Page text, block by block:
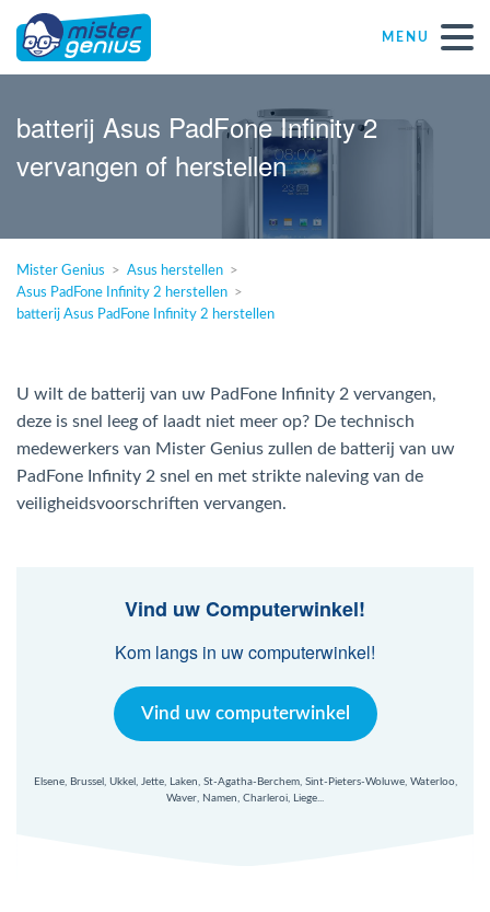
MENU
Réparations – Dépannages (nl)
Computerwinkels in Belgïe
Zelfstandige
KMO
Windows Agent
Mac Agent
batterij Asus PadFone Infinity 2
vervangen of herstellen
Mister Genius
Asus herstellen
Asus PadFone Infinity 2 herstellen
batterij Asus PadFone Infinity 2 herstellen
U wilt de batterij van uw PadFone Infinity 2 vervangen,
deze is snel leeg of laadt niet meer op? De technisch
medewerkers van Mister Genius zullen de batterij van uw
PadFone Infinity 2 snel en met strikte naleving van de
veiligheidsvoorschriften vervangen.
Vind uw Computerwinkel!
Kom langs in uw computerwinkel!
Vind uw computerwinkel
Elsene, Brussel, Ukkel, Jette, Laken, St-Agatha-Berchem, Sint-Pieters-Woluwe, Waterloo,
Waver, Namen, Charleroi, Liege...